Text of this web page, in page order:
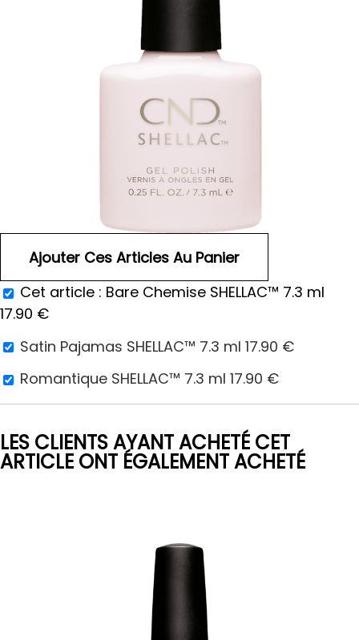
Cet article : Bare Chemise SHELLAC™ 7.3 ml
17.90 €
Satin Pajamas SHELLAC™ 7.3 ml 17.90 €
Romantique SHELLAC™ 7.3 ml 17.90 €
LES CLIENTS AYANT ACHETÉ CET
ARTICLE ONT ÉGALEMENT ACHETÉ